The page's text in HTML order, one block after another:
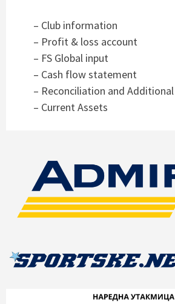
– Club information
– Profit & loss account
– FS Global input
– Cash flow statement
– Reconciliation and
– Current Assets